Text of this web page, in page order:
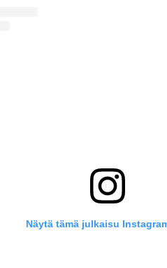
Näytä tämä julkaisu